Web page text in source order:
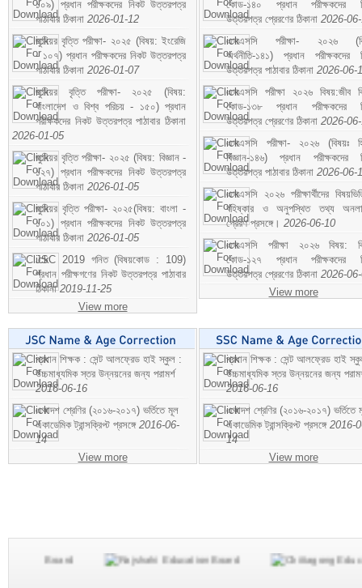
১০৯) প্রধান পরীক্ষকদের নিকট উত্তরপত্র
পাঠাবার ঠিকানা 2026-01-12
জুনিয়র বৃত্তি পরীক্ষা- ২০২৫ (বিষয়: ইংরেজি
- ১০৭) প্রধান পরীক্ষকদের নিকট উত্তরপত্র
পাঠাবার ঠিকানা 2026-01-07
জুনিয়র বৃত্তি পরীক্ষা- ২০২৫ (বিষয়:
বাংলাদেশ ও বিশ্ব পরিচয় - ১৫০) প্রধান
পরীক্ষকদের নিকট উত্তরপত্র পাঠাবার ঠিকানা
2026-01-05
জুনিয়র বৃত্তি পরীক্ষা- ২০২৫ (বিষয়: বিজ্ঞান -
১২৭) প্রধান পরীক্ষকদের নিকট উত্তরপত্র
পাঠাবার ঠিকানা 2026-01-05
জুনিয়র বৃত্তি পরীক্ষা- ২০২৫(বিষয়: বাংলা -
১০১) প্রধান পরীক্ষকদের নিকট উত্তরপত্র
পাঠাবার ঠিকানা 2026-01-05
JSC 2019 গনিত (বিষয়কোড : 109)
প্রধান পরীক্ষগণের নিকট উত্তরপত্র পাঠাবার
ঠিকানা2019-11-25
View more
কোড-১৪০ প্রধান পরীক্ষকদের
উত্তরপত্র প্রেরণের ঠিকানা 2026-
এসএসসি পরীক্ষা- ২০২৬
অর্থনীতি-১৪১) প্রধান পরীক্ষকদের
উত্তরপত্র পাঠাবার ঠিকানা 2026-06-
এসএসসি পরীক্ষা ২০২৬ বিষয়:জীব
কোড-১৩৮ প্রধান পরীক্ষকদের
উত্তরপত্র প্রেরণের ঠিকানা 2026-
এসএসসি পরীক্ষা- ২০২৬ (বিষয়ঃ
বিজ্ঞান-১৪৬) প্রধান পরীক্ষকদের
উত্তরপত্র পাঠাবার ঠিকানা 2026-06-
এসএসসি ২০২৬ পরীক্ষার্থীদের
বহিষ্কার ও অনুপস্থিত তথ্য
প্রেরণ প্রসঙ্গে। 2026-06-10
এসএসসি পরীক্ষা ২০২৬ বিষয়:
কোড-১২৭ প্রধান পরীক্ষকদের
উত্তরপত্র প্রেরণের ঠিকানা 2026-
View more
প্রধান শিক্ষক : সেন্ট আলফ্রেড হাই স্কুল :
উচ্চমাধ্যমিক স্তর উন্নয়নের জন্য পরামর্শ
2016-06-16
একাদশ শ্রেণির (২০১৬-২০১৭) ভর্তিতে মূল
একাডেমিক ট্রান্সক্রিপ্ট প্রসঙ্গে 2016-06-
14
View more
প্রধান শিক্ষক : সেন্ট আলফ্রেড হাই
উচ্চমাধ্যমিক স্তর উন্নয়নের জন্য
2016-06-16
একাদশ শ্রেণির (২০১৬-২০১৭) ভর্তিতে
একাডেমিক ট্রান্সক্রিপ্ট প্রসঙ্গে 2016-
14
View more